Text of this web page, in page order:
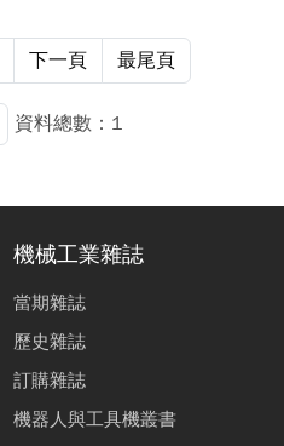
下一頁 最尾頁
資料總數：1
機械工業雜誌
當期雜誌
歷史雜誌
訂購雜誌
機器人與工具機叢書